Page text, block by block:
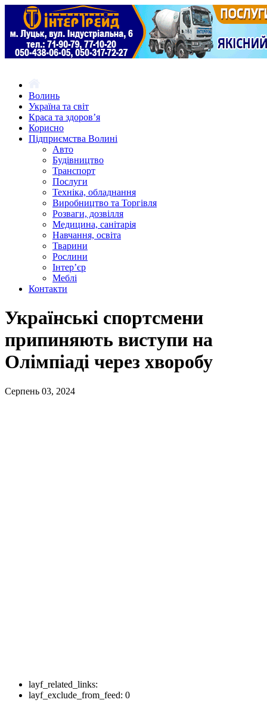
Волинь
Україна та світ
Краса та здоров’я
Корисно
Підприємства Волині
Авто
Будівництво
Транспорт
Послуги
Техніка, обладнання
Виробництво та Торгівля
Розваги, дозвілля
Медицина, санітарія
Навчання, освіта
Тварини
Рослини
Інтер’єр
Меблі
Контакти
Українські спортсмени
припиняють виступи на
Олімпіаді через хворобу
Серпень 03, 2024
layf_related_links:
layf_exclude_from_feed: 0